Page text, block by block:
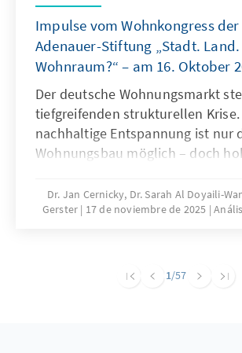
Impulse vom Wohnkongress
Adenauer-Stiftung „Stadt. Land.
Wohnraum?“ – am 16. Oktober
Der deutsche Wohnungsmarkt
tiefgreifenden strukturellen Krise.
nachhaltige Entspannung ist nur
Wohnungsbau möglich – doch
Vorgaben bremsen die
Zur Lösung des Problems bedarf
Dr. Jan Cernicky, Dr. Sarah Al Doyaili-
Gerster
17 de noviembre de 2025
1/57